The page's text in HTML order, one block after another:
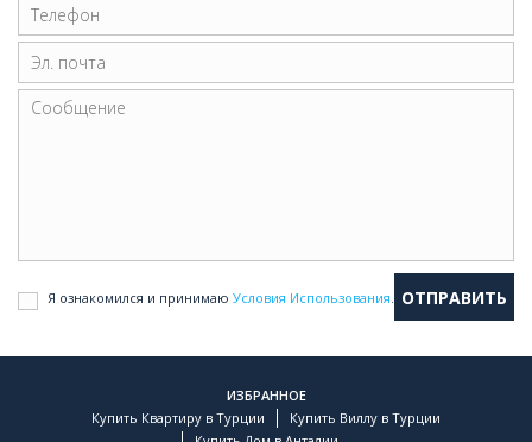
Я ознакомился и принимаю Условия Использования
ИЗБРАННОЕ
Купить Квартиру в Турции
Купить Виллу в Турции